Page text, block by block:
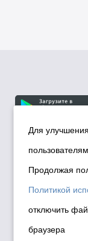
©
города
Политика
Политика
данных в
мэрии
Для
Продолжая
Политикой
отключить
браузера